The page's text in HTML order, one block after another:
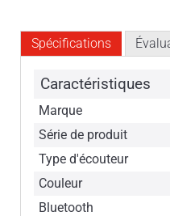
Spécifications
Caractéristiques
Marque
Série de produit
Type d'écouteur
Couleur
Bluetooth